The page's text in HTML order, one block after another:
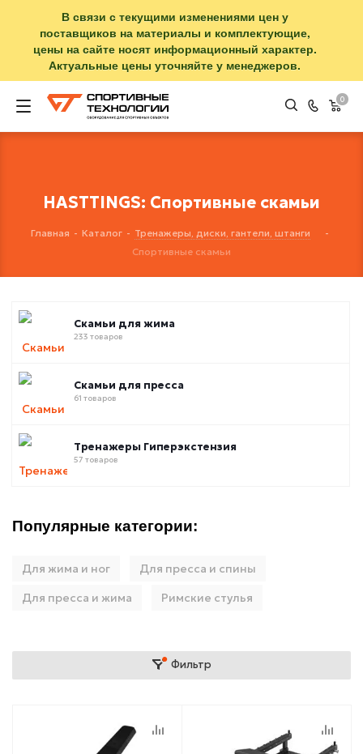
В связи с текущими изменениями цен у
поставщиков на материалы и комплектующие,
цены на сайте носят информационный характер.
Актуальные цены уточняйте у менеджеров.
0
HASTTINGS: Спортивные скамьи
Главная - Каталог - Тренажеры, диски, гантели, штанги
-
Спортивные скамьи
Скамьи для жима
233 товаров
Скамьи для пресса
61 товаров
Тренажеры Гиперэкстензия
57 товаров
Популярные категории:
Для жима и ног
Для пресса и спины
Для пресса и жима
Римские стулья
Фильтр